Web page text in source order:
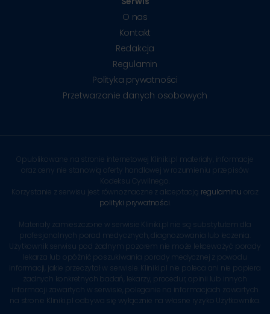
O nas
Kontakt
Redakcja
Regulamin
Polityka prywatności
Przetwarzanie danych osobowych
Opublikowane na stronie internetowej Kliniki.pl materiały, informacje
oraz ceny nie stanowią oferty handlowej w rozumieniu przepisów
Kodeksu Cywilnego.
Korzystanie z serwisu jest równoznaczne z akceptacją regulaminu oraz
polityki prywatności
Materiały zamieszczone w serwisie Kliniki.pl nie są substytutem dla
profesjonalnych porad medycznych, diagnozowania lub leczenia.
Użytkownik serwisu pod żadnym pozorem nie może lekceważyć porady
lekarza lub opóźnić poszukiwania porady medycznej z powodu
informacji, jakie przeczytał w serwisie. Kliniki.pl nie poleca ani nie popiera
żadnych konkretnych badań, lekarzy, procedur, opinii lub innych
informacji zawartych w serwisie, poleganie na informacjach zawartych
na stronie Kliniki.pl odbywa się wyłącznie na własne ryzyko Użytkownika.